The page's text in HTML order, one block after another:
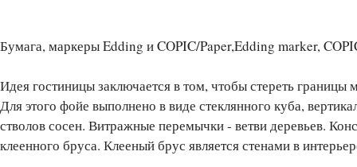
Бумага, маркеры Edding и COPIC/Paper,Edding marker,
Идея гостиницы заключается в том, чтобы стереть
Для этого фойе выполнено в виде стеклянного куба,
стволов сосен. Витражные перемычки - ветви деревьев.
клеенного бруса. Клееный брус является стенами в